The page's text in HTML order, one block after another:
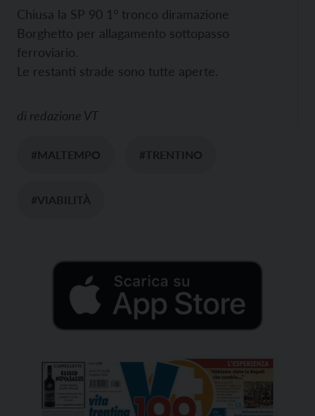
Chiusa la SP 90 1° tronco diramazione
Borghetto per allagamento sottopasso
ferroviario.
Le restanti strade sono tutte aperte.
di redazione VT
#MALTEMPO #TRENTINO
#VIABILITÀ